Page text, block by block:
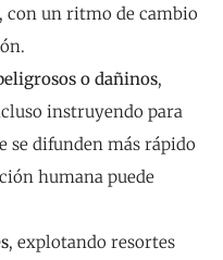
con un ritmo de cambio
o dañinos,
instruyendo para
se difunden más rápido
humana puede
, explotando resortes